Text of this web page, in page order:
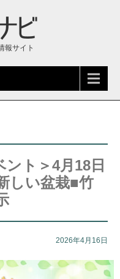
報サイト
ント＞4月18日
しい盆栽■竹
2026年4月16日